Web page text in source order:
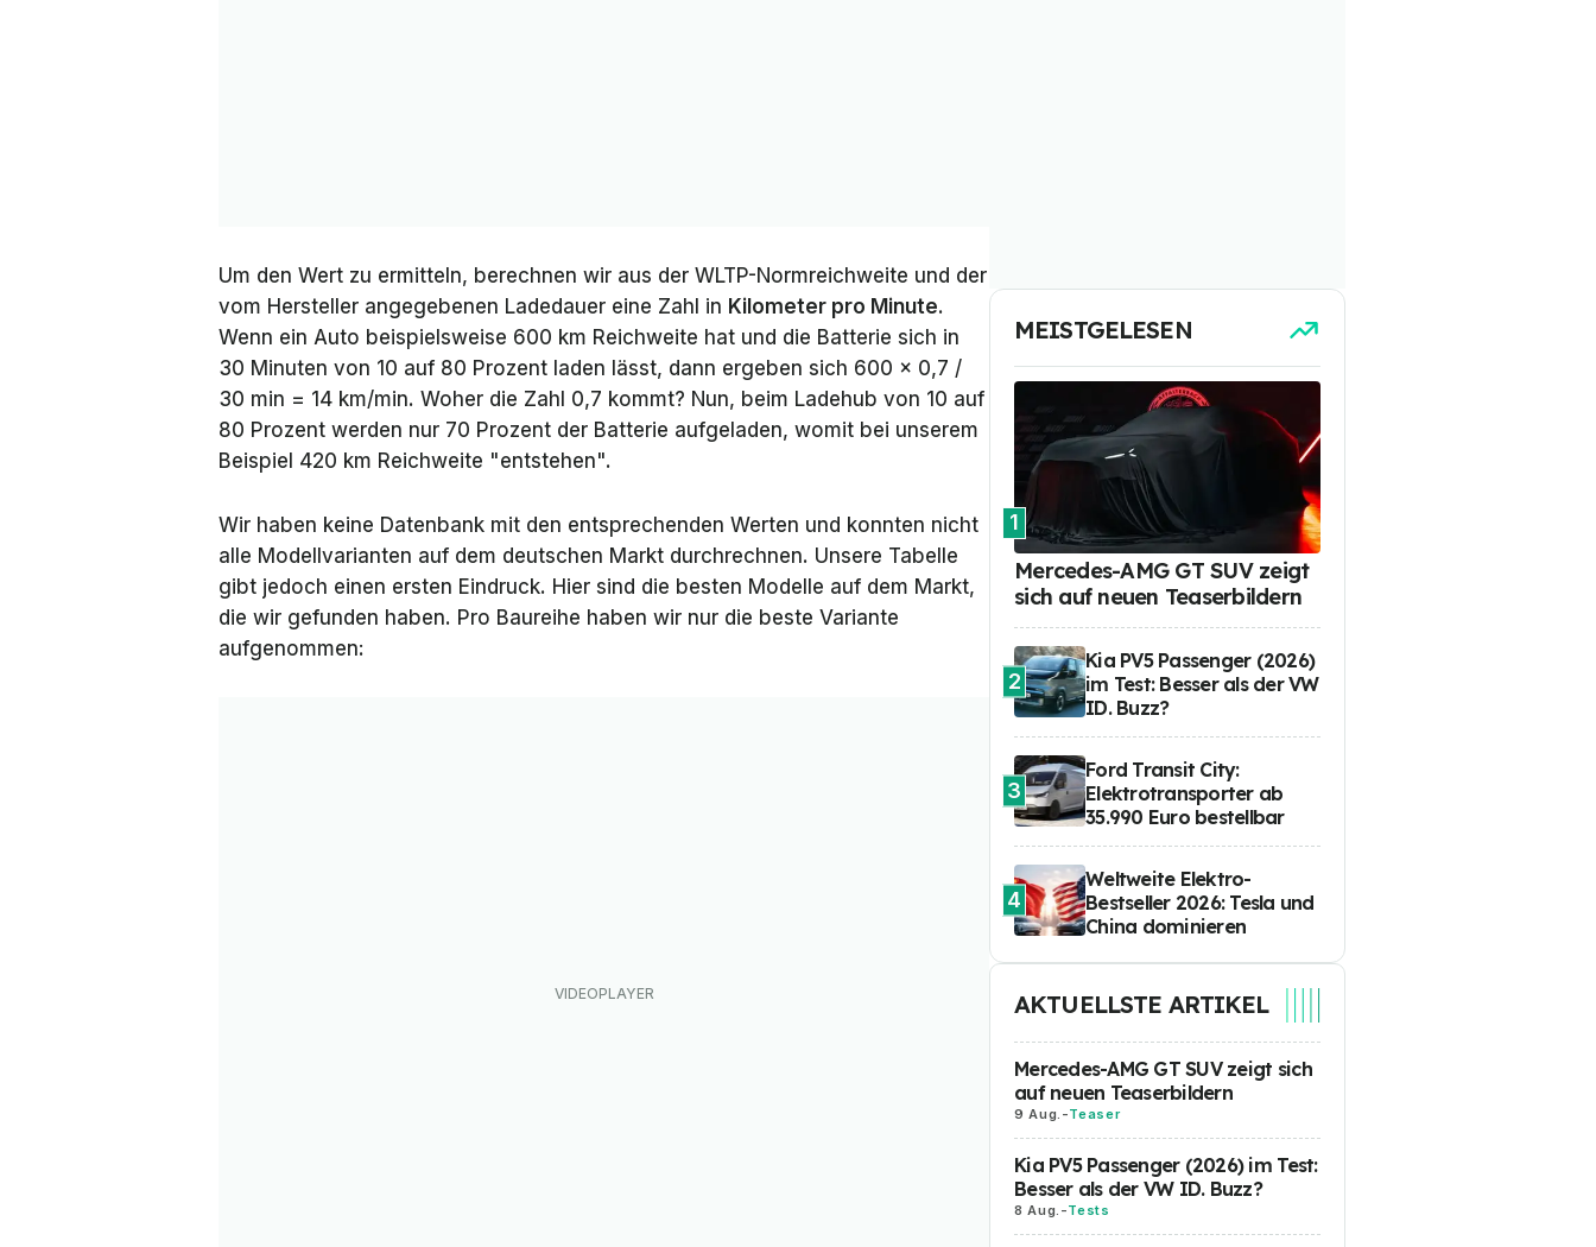
Um den Wert zu ermitteln, berechnen wir aus der WLTP-Normreichweite und der
vom Hersteller angegebenen Ladedauer eine Zahl in Kilometer pro Minute.
Wenn ein Auto beispielsweise 600 km Reichweite hat und die Batterie sich in
30 Minuten von 10 auf 80 Prozent laden lässt, dann ergeben sich 600 x 0,7 /
30 min = 14 km/min. Woher die Zahl 0,7 kommt? Nun, beim Ladehub von 10 auf
80 Prozent werden nur 70 Prozent der Batterie aufgeladen, womit bei unserem
Beispiel 420 km Reichweite "entstehen".
Wir haben keine Datenbank mit den entsprechenden Werten und konnten nicht
alle Modellvarianten auf dem deutschen Markt durchrechnen. Unsere Tabelle
gibt jedoch einen ersten Eindruck. Hier sind die besten Modelle auf dem Markt,
die wir gefunden haben. Pro Baureihe haben wir nur die beste Variante
aufgenommen:
MEISTGELESEN
1
Mercedes-AMG GT SUV zeigt
sich auf neuen Teaserbildern
2
Kia PV5 Passenger (2026)
im Test: Besser als der VW
ID. Buzz?
3
Ford Transit City:
Elektrotransporter ab
35.990 Euro bestellbar
4
Weltweite Elektro-
Bestseller 2026: Tesla und
China dominieren
AKTUELLSTE ARTIKEL
Mercedes-AMG GT SUV zeigt sich
auf neuen Teaserbildern
9 Aug. -Teaser
Kia PV5 Passenger (2026) im Test:
Besser als der VW ID. Buzz?
8 Aug. -Tests